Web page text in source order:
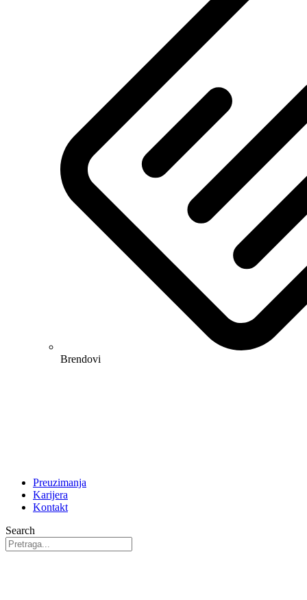
Brendovi
Preuzimanja
Karijera
Kontakt
Search